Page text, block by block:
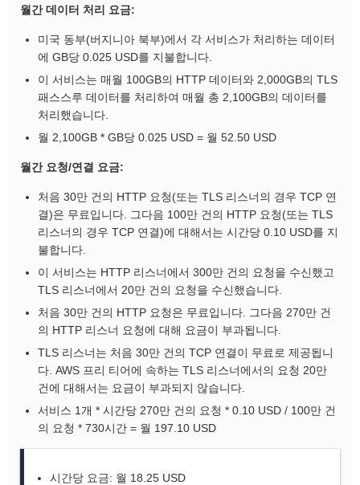
월간 데이터 처리 요금:
미국 동부(버지니아 북부)에서 각 서비스가 처리하는 데이터
에 GB당 0.025 USD를 지불합니다.
이 서비스는 매월 100GB의 HTTP 데이터와 2,000GB의 TLS
패스스루 데이터를 처리하여 매월 총 2,100GB의 데이터를
처리했습니다.
월 2,100GB * GB당 0.025 USD = 월 52.50 USD
월간 요청/연결 요금:
처음 30만 건의 HTTP 요청(또는 TLS 리스너의 경우 TCP 연
결)은 무료입니다. 그다음 100만 건의 HTTP 요청(또는 TLS
리스너의 경우 TCP 연결)에 대해서는 시간당 0.10 USD를 지
불합니다.
이 서비스는 HTTP 리스너에서 300만 건의 요청을 수신했고
TLS 리스너에서 20만 건의 요청을 수신했습니다.
처음 30만 건의 HTTP 요청은 무료입니다. 그다음 270만 건
의 HTTP 리스너 요청에 대해 요금이 부과됩니다.
TLS 리스너는 처음 30만 건의 TCP 연결이 무료로 제공됩니
다. AWS 프리 티어에 속하는 TLS 리스너에서의 요청 20만
건에 대해서는 요금이 부과되지 않습니다.
서비스 1개 * 시간당 270만 건의 요청 * 0.10 USD / 100만 건
의 요청 * 730시간 = 월 197.10 USD
시간당 요금: 월 18.25 USD